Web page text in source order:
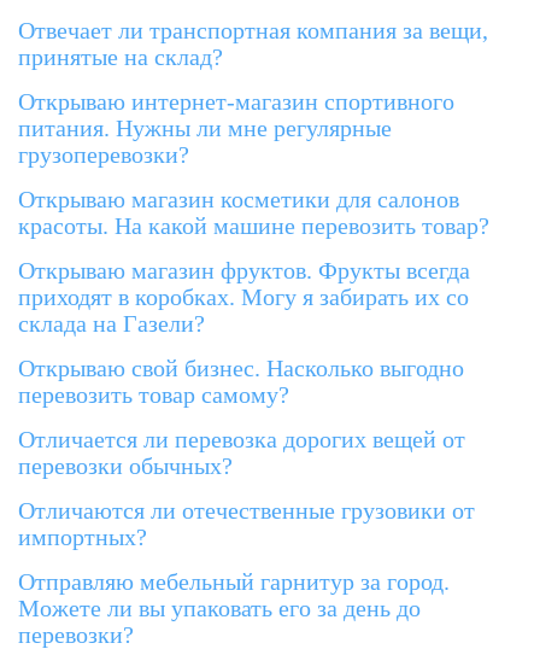
Отвечает ли транспортная компания за вещи,
принятые на склад?
Открываю интернет-магазин спортивного
питания. Нужны ли мне регулярные
грузоперевозки?
Открываю магазин косметики для салонов
красоты. На какой машине перевозить товар?
Открываю магазин фруктов. Фрукты всегда
приходят в коробках. Могу я забирать их со
склада на Газели?
Открываю свой бизнес. Насколько выгодно
перевозить товар самому?
Отличается ли перевозка дорогих вещей от
перевозки обычных?
Отличаются ли отечественные грузовики от
импортных?
Отправляю мебельный гарнитур за город.
Можете ли вы упаковать его за день до
перевозки?